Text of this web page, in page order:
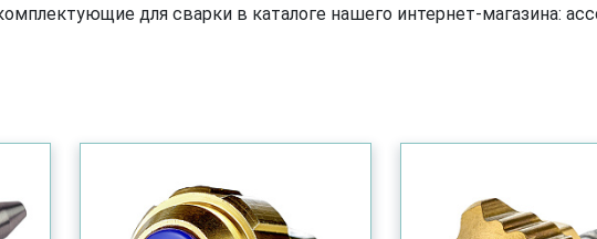
для сварки в каталоге нашего интернет-магазина: